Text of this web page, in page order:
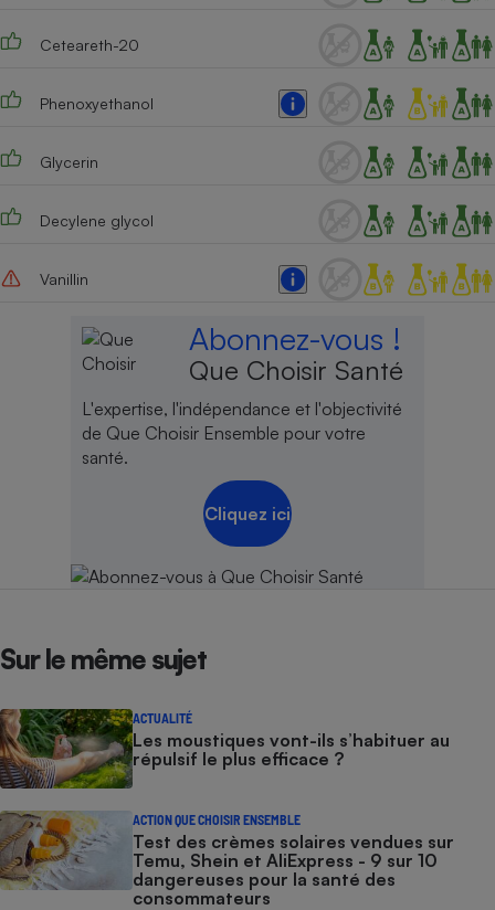
Ceteareth-20
Phenoxyethanol
Glycerin
Decylene glycol
Vanillin
Abonnez-vous !
Que Choisir Santé
L'expertise, l'indépendance et l'objectivité
de Que Choisir Ensemble pour votre
santé.
Cliquez ici
Sur le même sujet
ACTUALITÉ
Les moustiques vont-ils s’habituer au
répulsif le plus efficace ?
ACTION QUE CHOISIR ENSEMBLE
Test des crèmes solaires vendues sur
Temu, Shein et AliExpress - 9 sur 10
dangereuses pour la santé des
consommateurs